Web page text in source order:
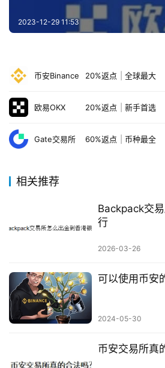
2023-12-29 11:53
币安Binance 20%返点 全球最大
欧易OKX 20%返点 新手首选
Gate交易所 60%返点 币种最全
相关推荐
Backpack交
行
2026-03-26
可以使用币安
2024-05-30
币安交易所真